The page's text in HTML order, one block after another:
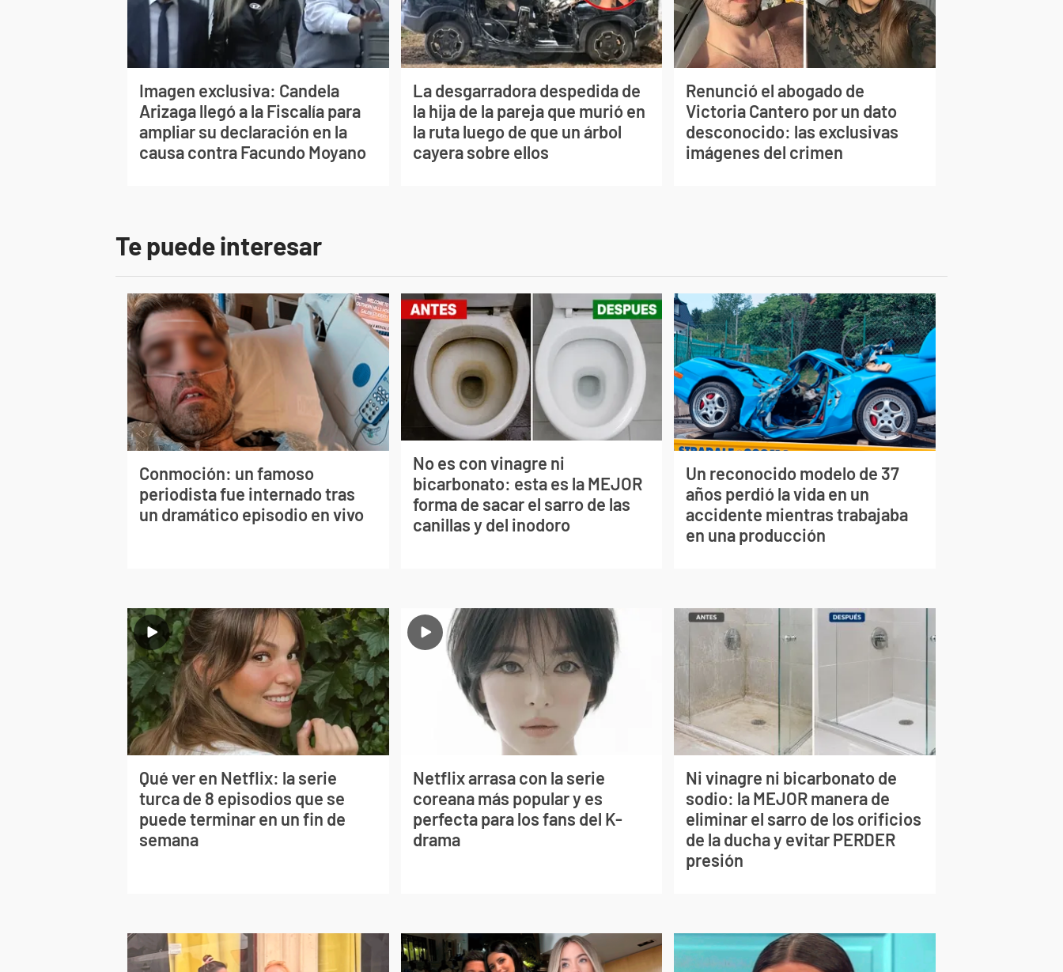
Imagen exclusiva: Candela
Arizaga llegó a la Fiscalía para
ampliar su declaración en la
causa contra Facundo Moyano
La desgarradora despedida de
la hija de la pareja que murió en
la ruta luego de que un árbol
cayera sobre ellos
Renunció el abogado de
Victoria Cantero por un dato
desconocido: las exclusivas
imágenes del crimen
Te puede interesar
Conmoción: un famoso
periodista fue internado tras
un dramático episodio en vivo
No es con vinagre ni
bicarbonato: esta es la MEJOR
forma de sacar el sarro de las
canillas y del inodoro
Un reconocido modelo de 37
años perdió la vida en un
accidente mientras trabajaba
en una producción
Qué ver en Netflix: la serie
turca de 8 episodios que se
puede terminar en un fin de
semana
Netflix arrasa con la serie
coreana más popular y es
perfecta para los fans del K-
drama
Ni vinagre ni bicarbonato de
sodio: la MEJOR manera de
eliminar el sarro de los orificios
de la ducha y evitar PERDER
presión